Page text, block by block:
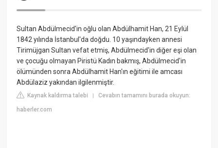
Sultan Abdülmecid'in oğlu olan Abdülhamit Han, 21 Eylül
1842 yılında İstanbul'da doğdu. 10 yaşındayken annesi
Tirimüjgan Sultan vefat etmiş, Abdülmecid'in diğer eşi olan
ve çocuğu olmayan Piristü Kadın bakmış, Abdülmecid'in
ölümünden sonra Abdülhamit Han'ın eğitimi ile amcası
Abdülaziz yakından ilgilenmiştir.
Kaynak kaldırma talebi |Cevabın tamamını burada okuyun:
haberler.com